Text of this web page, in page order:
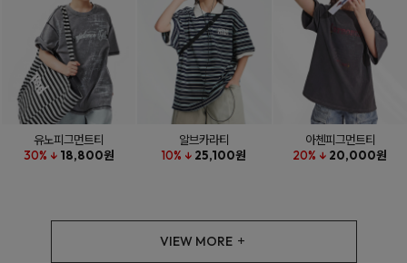
유노피그먼트티
30% ↓ 18,800원
알브카라티
10% ↓ 25,100원
아첸피그먼트티
20% ↓ 20,000원
VIEW MORE